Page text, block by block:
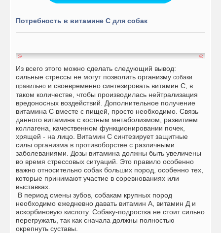
Потребность в витамине С для собак
Из всего этого можно сделать следующий вывод:
сильные стрессы не могут позволить организму собаки
правильно и своевременно синтезировать витамин С, в
таком количестве, чтобы производилась нейтрализация
вредоносных воздействий. Дополнительное получение
витамина С вместе с пищей, просто необходимо. Связь
данного витамина с костным метаболизмом, развитием
коллагена, качественном функционировании почек,
хрящей - на лицо. Витамин С синтезирует защитные
силы организма в противоборстве с различными
заболеваниями. Дозы витамина должны быть увеличены
во время стрессовых ситуаций. Это правило особенно
важно относительно собак больших пород, особенно тех,
которые принимают участие в соревнованиях или
выставках.
В период смены зубов, собакам крупных пород
необходимо ежедневно давать витамин А, витамин Д и
аскорбиновую кислоту. Собаку-подростка не стоит сильно
перегружать, так как сначала должны полностью
окрепнуть суставы.